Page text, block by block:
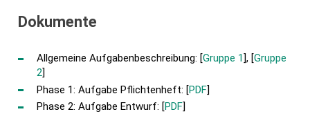
Dokumente
Allgemeine Aufgabenbeschreibung: [Gruppe 1], [Gruppe
2]
Phase 1: Aufgabe Pflichtenheft: [PDF]
Phase 2: Aufgabe Entwurf: [PDF]